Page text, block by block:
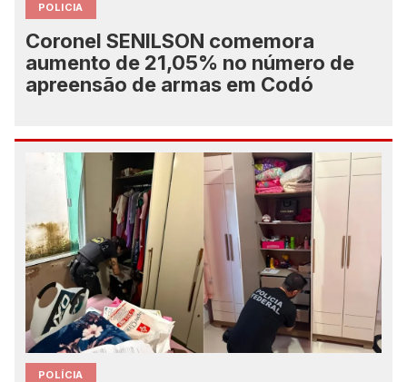
POLICIA
Coronel SENILSON comemora
aumento de 21,05% no número de
apreensão de armas em Codó
POLÍCIA